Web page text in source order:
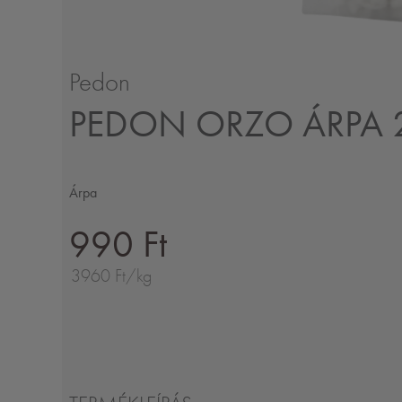
Pedon
PEDON ORZO
Árpa
990 Ft
3960 Ft/kg